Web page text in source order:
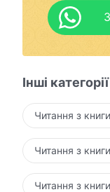
Інші
Читання з
Читання з
Читання з